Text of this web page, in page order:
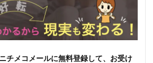
チメコメールに無料登録して、お受け